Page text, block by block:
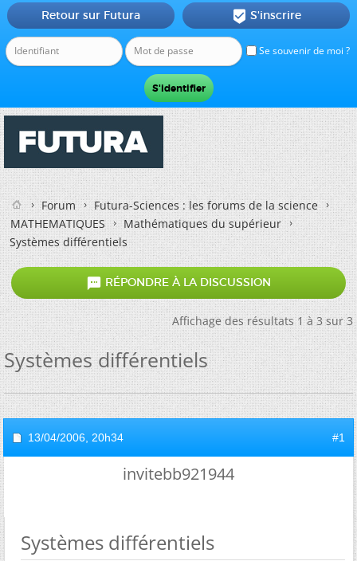
Se souvenir de moi ?
Retour sur Futura  S'inscrire
Forum
Futura-Sciences : les forums de la science
MATHEMATIQUES
Mathématiques du supérieur
Systèmes différentiels
 RÉPONDRE À LA DISCUSSION
Affichage des résultats 1 à 3 sur 3
Systèmes différentiels
13/04/2006, 20h34 #1
invitebb921944
Systèmes différentiels